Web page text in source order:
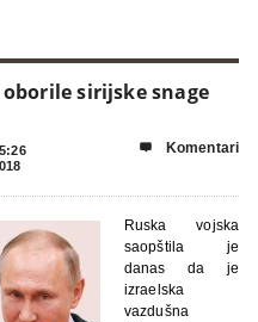
sirijske snage
 Komentari
Ruska vojska
saopštila je
danas da je
izraelska
vazdušna